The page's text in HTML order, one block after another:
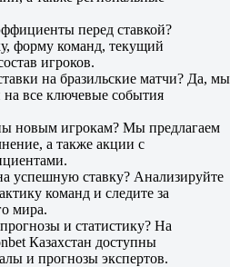
перед ставкой?
форму команд, текущий
игроков.
на бразильские матчи? Да, мы
на все ключевые события
новым игрокам? Мы предлагаем
а также акции с
успешную ставку? Анализируйте
команд и следите за
мира.
и статистику? На
Казахстан доступны
и прогнозы экспертов.